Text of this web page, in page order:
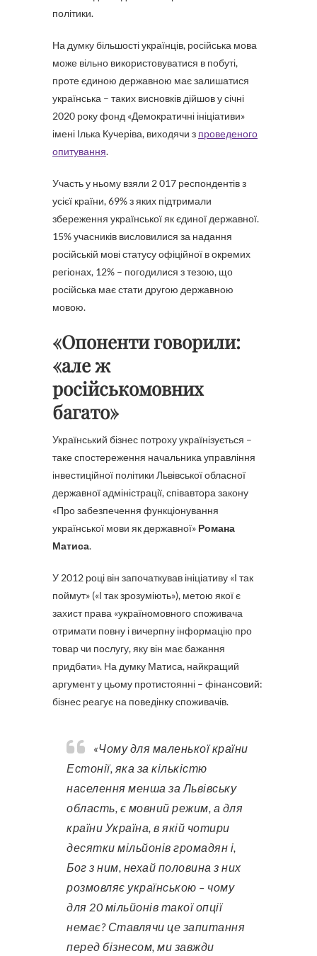
політики.
На думку більшості українців, російська мова
може вільно використовуватися в побуті,
проте єдиною державною має залишатися
українська – таких висновків дійшов у січні
2020 року фонд «Демократичні ініціативи»
імені Ілька Кучеріва, виходячи з проведеного
опитування.
Участь у ньому взяли 2 017 респондентів з
усієї країни, 69% з яких підтримали
збереження української як єдиної державної.
15% учасників висловилися за надання
російській мові статусу офіційної в окремих
регіонах, 12% – погодилися з тезою, що
російська має стати другою державною
мовою.
«Опоненти говорили:
«але ж
російськомовних
багато»
Український бізнес потроху українізується –
таке спостереження начальника управління
інвестиційної політики Львівської обласної
державної адміністрації, співавтора закону
«Про забезпечення функціонування
української мови як державної» Романа
Матиса.
У 2012 році він започаткував ініціативу «І так
поймут» («І так зрозуміють»), метою якої є
захист права «україномовного споживача
отримати повну і вичерпну інформацію про
товар чи послугу, яку він має бажання
придбати». На думку Матиса, найкращий
аргумент у цьому протистоянні – фінансовий:
бізнес реагує на поведінку споживачів.
«Чому для маленької країни
Естонії, яка за кількістю
населення менша за Львівську
область, є мовний режим, а для
країни Україна, в якій чотири
десятки мільйонів громадян і,
Бог з ним, нехай половина з них
розмовляє українською – чому
для 20 мільйонів такої опції
немає? Ставлячи це запитання
перед бізнесом, ми завжди